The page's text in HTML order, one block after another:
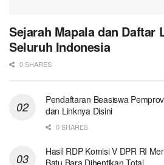
Sejarah Mapala dan Daftar
Seluruh Indonesia
0 SHARES
Pendaftaran Beasiswa
dan Linknya Disini
0 SHARES
Hasil RDP Komisi V DPR RI
Batu Bara Dihentikan Total